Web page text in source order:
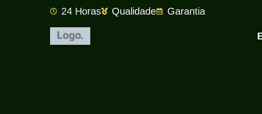
24 Horas Qualidade Garantia